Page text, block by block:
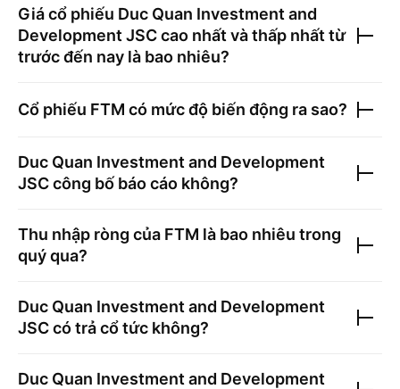
Giá cổ phiếu Duc Quan Investment and
Development JSCcao nhất và thấp nhất từ
trước đến nay là bao nhiêu?
Cổ phiếu FTM có mức độ biến động ra sao?
Duc Quan Investment and Development
JSCcông bố báo cáo không?
Thu nhập ròng của FTM là bao nhiêu trong
quý qua?
Duc Quan Investment and Development
JSCcó trả cổ tức không?
Duc Quan Investment and Development